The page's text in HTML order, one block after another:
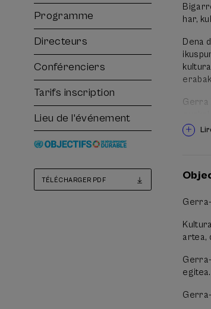
Programme
Directeurs
Conférenciers
Tarifs inscription
Lieu de l'événement
TÉLÉCHARGER PDF
har,
Dena
Gerra
artea,
egitea.